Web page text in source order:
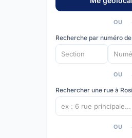
OU
Recherche par numéro
OU
Rechercher une rue à
OU